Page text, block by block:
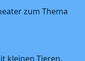
zum Thema
kleinen Tieren,